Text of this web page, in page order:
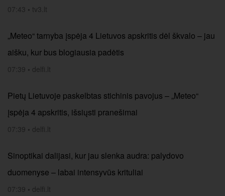
07:43 • tv3.lt
„Meteo“ tarnyba įspėja 4 Lietuvos apskritis dėl škvalo – jau
aišku, kur bus blogiausia padėtis
07:39 • delfi.lt
Pietų Lietuvoje paskelbtas stichinis pavojus – „Meteo“
įspėja 4 apskritis, išsiųsti pranešimai
07:39 • delfi.lt
Sinoptikai dalijasi, kur jau slenka audra: palydovo
duomenyse – labai intensyvūs krituliai
07:39 • delfi.lt